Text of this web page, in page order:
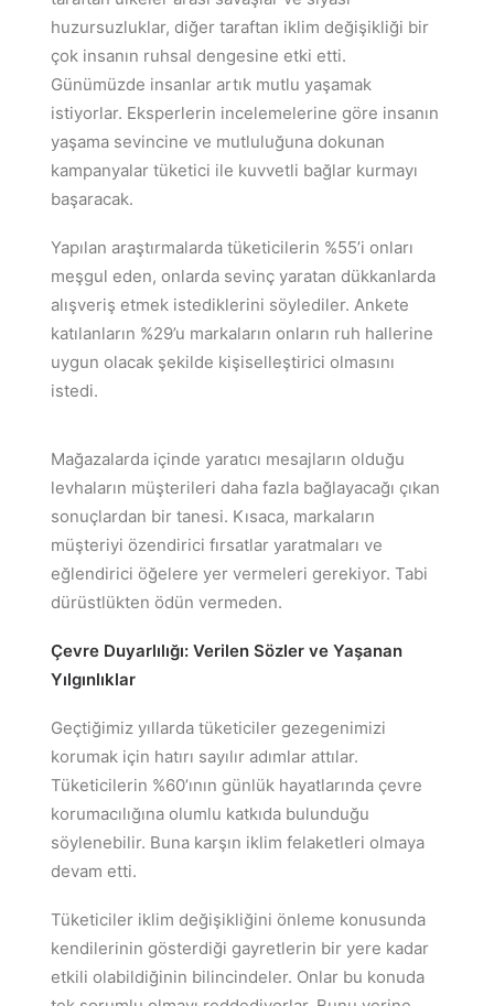
huzursuzluklar, diğer taraftan iklim değişikliği bir
çok insanın ruhsal dengesine etki etti.
Günümüzde insanlar artık mutlu yaşamak
istiyorlar. Eksperlerin incelemelerine göre insanın
yaşama sevincine ve mutluluğuna dokunan
kampanyalar tüketici ile kuvvetli bağlar kurmayı
başaracak.
Yapılan araştırmalarda tüketicilerin %55’i onları
meşgul eden, onlarda sevinç yaratan dükkanlarda
alışveriş etmek istediklerini söylediler. Ankete
katılanların %29’u markaların onların ruh hallerine
uygun olacak şekilde kişiselleştirici olmasını
istedi.
Mağazalarda içinde yaratıcı mesajların olduğu
levhaların müşterileri daha fazla bağlayacağı çıkan
sonuçlardan bir tanesi. Kısaca, markaların
müşteriyi özendirici fırsatlar yaratmaları ve
eğlendirici öğelere yer vermeleri gerekiyor. Tabi
dürüstlükten ödün vermeden.
Çevre Duyarlılığı: Verilen Sözler ve Yaşanan
Yılgınlıklar
Geçtiğimiz yıllarda tüketiciler gezegenimizi
korumak için hatırı sayılır adımlar attılar.
Tüketicilerin %60’ının günlük hayatlarında çevre
korumacılığına olumlu katkıda bulunduğu
söylenebilir. Buna karşın iklim felaketleri olmaya
devam etti.
Tüketiciler iklim değişikliğini önleme konusunda
kendilerinin gösterdiği gayretlerin bir yere kadar
etkili olabildiğinin bilincindeler. Onlar bu konuda